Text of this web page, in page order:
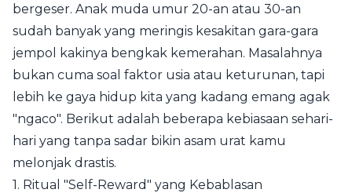
bergeser. Anak muda umur 20-an atau 30-an
sudah banyak yang meringis kesakitan gara-gara
jempol kakinya bengkak kemerahan. Masalahnya
bukan cuma soal faktor usia atau keturunan, tapi
lebih ke gaya hidup kita yang kadang emang agak
"ngaco". Berikut adalah beberapa kebiasaan sehari-
hari yang tanpa sadar bikin asam urat kamu
melonjak drastis.
1. Ritual "Self-Reward" yang Kebablasan